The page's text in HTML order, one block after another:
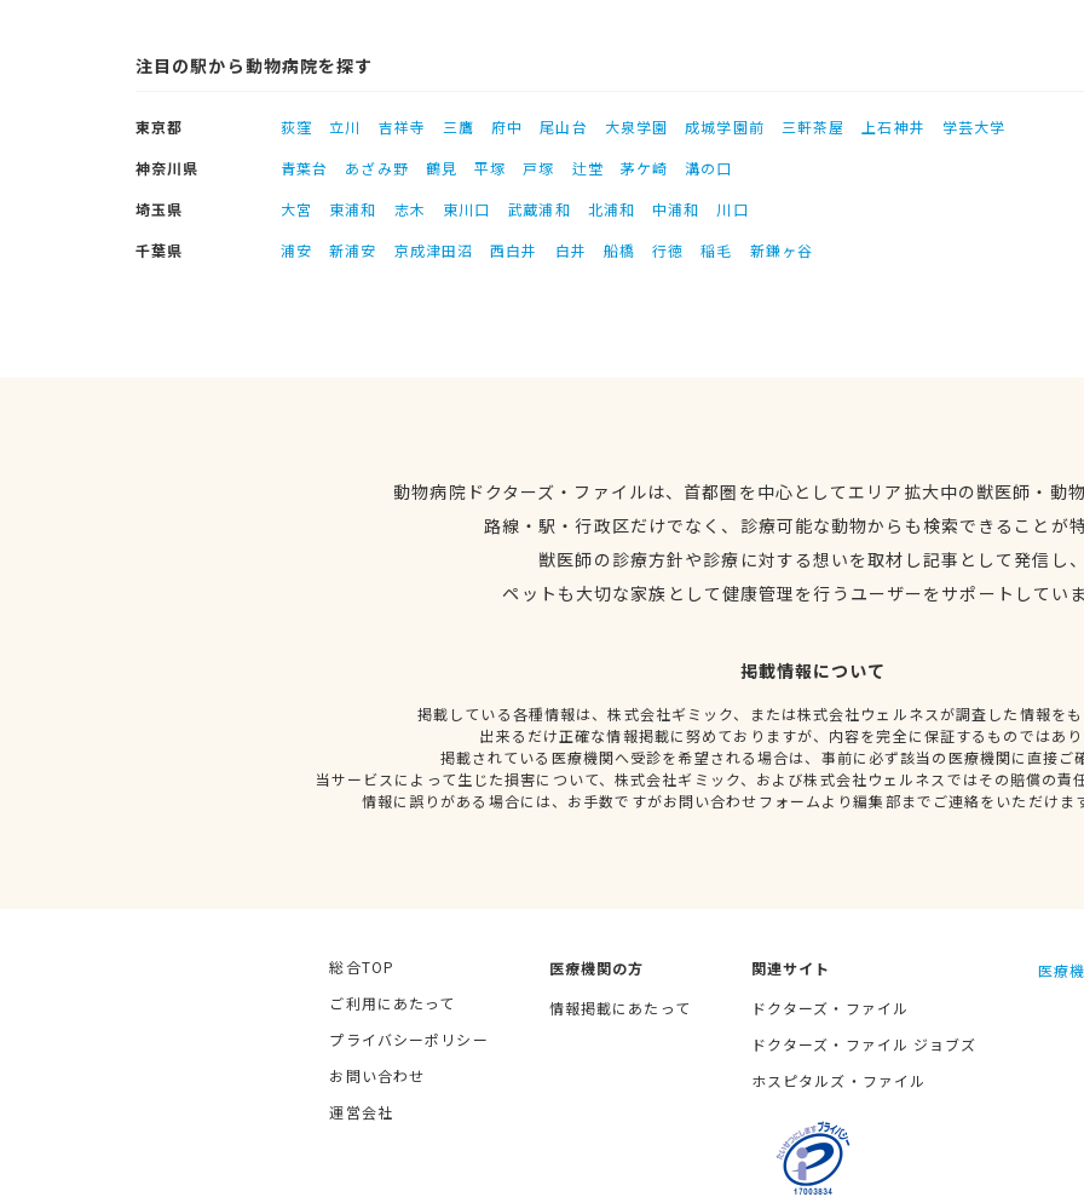
注目の駅から動物病院を探す
東京都 荻窪 立川 吉祥寺 三鷹 府中 尾山台 大泉学園 成城学園前 三軒茶屋 上石神井
学芸大学
神奈川県
青葉台 あざみ野 鶴見 平塚 戸塚 辻堂 茅ケ崎
溝の口
埼玉県
大宮 東浦和 志木 東川口 武蔵浦和 北浦和 中浦和
川口
千葉県
浦安 新浦安 京成津田沼 西白井 白井 船橋 行徳 稲毛 新鎌ヶ谷
動物病院ドクターズ・ファイルは、首都圏を中心としてエリア拡大中の獣医師・動
路線・駅・行政区だけでなく、診療可能な動物からも検索できることが
獣医師の診療方針や診療に対する想いを取材し記事として発信し
ペットも大切な家族として健康管理を行うユーザーをサポートしてい
掲載情報について
掲載している各種情報は、株式会社ギミック、または株式会社ウェルネスが調査した情報を
出来るだけ正確な情報掲載に努めておりますが、内容を完全に保証するものではあ
掲載されている医療機関へ受診を希望される場合は、事前に必ず該当の医療機関に直接ご
当サービスによって生じた損害について、株式会社ギミック、および株式会社ウェルネスではその賠償の責
情報に誤りがある場合には、お手数ですがお問い合わせフォームより編集部までご連絡をいただけま
総合TOP
ご利用にあたって
プライバシーポリシー
お問い合わせ
運営会社
医療機関の方
情報掲載にあたって
関連サイト
ドクターズ・ファイル
ドクターズ・ファイル ジョブズ
ホスピタルズ・ファイル
医療